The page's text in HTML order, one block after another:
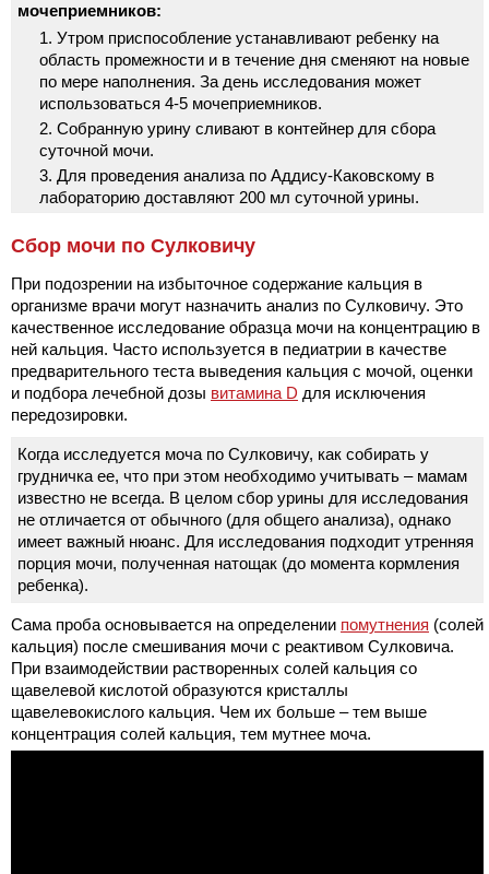
мочеприемников:
Утром приспособление устанавливают ребенку на
область промежности и в течение дня сменяют на новые
по мере наполнения. За день исследования может
использоваться 4-5 мочеприемников.
Собранную урину сливают в контейнер для сбора
суточной мочи.
Для проведения анализа по Аддису-Каковскому в
лабораторию доставляют 200 мл суточной урины.
Сбор мочи по Сулковичу
При подозрении на избыточное содержание кальция в
организме врачи могут назначить анализ по Сулковичу. Это
качественное исследование образца мочи на концентрацию в
ней кальция. Часто используется в педиатрии в качестве
предварительного теста выведения кальция с мочой, оценки
и подбора лечебной дозы витамина D для исключения
передозировки.
Когда исследуется моча по Сулковичу, как собирать у
грудничка ее, что при этом необходимо учитывать – мамам
известно не всегда. В целом сбор урины для исследования
не отличается от обычного (для общего анализа), однако
имеет важный нюанс. Для исследования подходит утренняя
порция мочи, полученная натощак (до момента кормления
ребенка).
Сама проба основывается на определении помутнения (солей
кальция) после смешивания мочи с реактивом Сулковича.
При взаимодействии растворенных солей кальция со
щавелевой кислотой образуются кристаллы
щавелевокислого кальция. Чем их больше – тем выше
концентрация солей кальция, тем мутнее моча.